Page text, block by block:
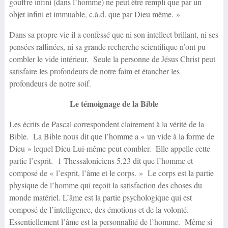
objet infini et immuable, c.à.d. que par Dieu même. »
Dans sa propre vie il a confessé que ni son intellect brillant, ni ses
pensées raffinées, ni sa grande recherche scientifique n’ont pu
combler le vide intérieur. Seule la personne de Jésus Christ peut
satisfaire les profondeurs de notre faim et étancher les
profondeurs de notre soif.
Le témoignage de la Bible
Les écrits de Pascal correspondent clairement à la vérité de la
Bible. La Bible nous dit que l’homme a « un vide à la forme de
Dieu » lequel Dieu Lui-même peut combler. Elle appelle cette
partie l’esprit. 1 Thessaloniciens 5.23 dit que l’homme et
composé de « l’esprit, l’âme et le corps. » Le corps est la partie
physique de l’homme qui reçoit la satisfaction des choses du
monde matériel. L’âme est la partie psychologique qui est
composé de l’intelligence, des émotions et de la volonté.
Essentiellement l’âme est la personnalité de l’homme. Même si